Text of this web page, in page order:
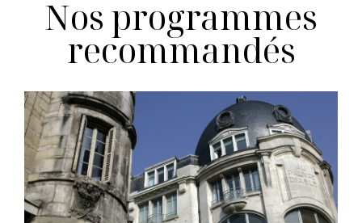
Nos programmes
recommandés